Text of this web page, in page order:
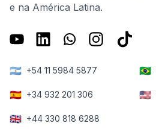
e na América Latina.
🇦🇷 +54 11 5984 5877 🇧🇷
🇪🇸 +34 932 201 306 🇺🇸
🇬🇧 +44 330 818 6288